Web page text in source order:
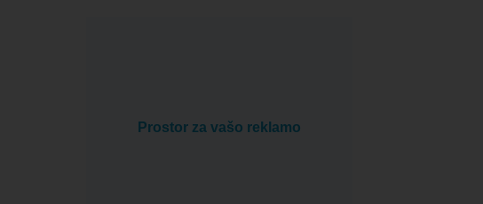
Prostor za vašo reklamo